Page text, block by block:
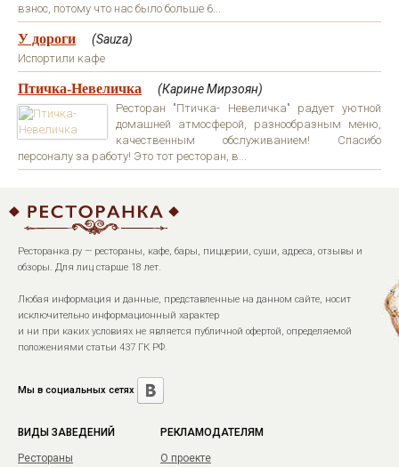
взнос, потому что нас было больше 6...
У дороги (Sauza)
Испортили кафе
Птичка-Невеличка (Карине Мирзоян)
Ресторан "Птичка- Невеличка" радует уютной
домашней атмосферой, разнообразным меню,
качественным обслуживанием! Спасибо
персоналу за работу! Это тот ресторан, в...
Ресторанка.ру — рестораны, кафе, бары, пиццерии, суши, адреса, отзывы и
обзоры. Для лиц старше 18 лет.
Любая информация и данные, представленные на данном сайте, носит
исключительно информационный характер
и ни при каких условиях не является публичной офертой, определяемой
положениями статьи 437 ГК РФ.
Мы в социальных сетях
ВИДЫ ЗАВЕДЕНИЙ
Рестораны
РЕКЛАМОДАТЕЛЯМ
О проекте